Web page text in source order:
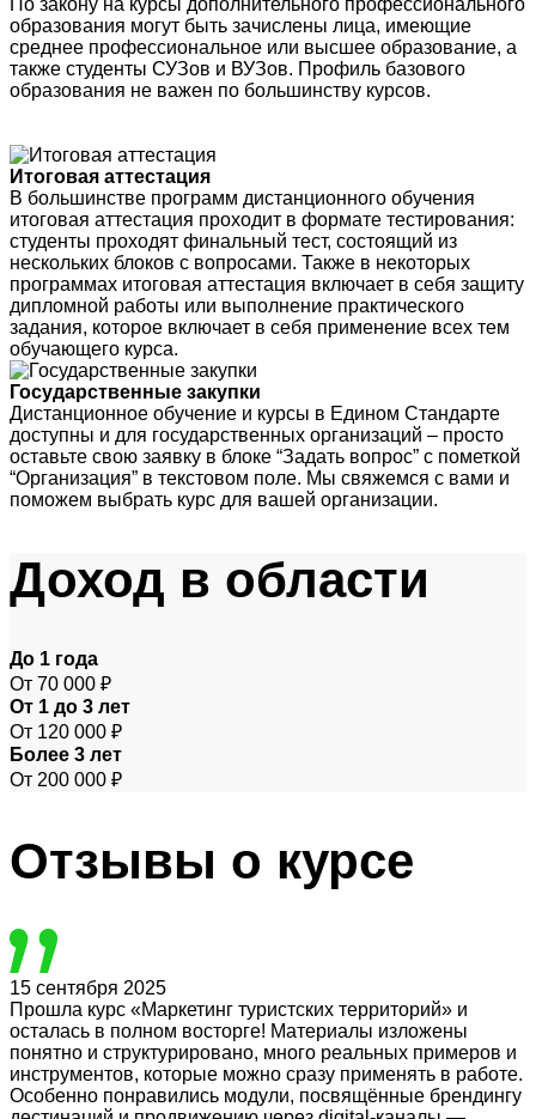
По закону на курсы дополнительного профессионального
образования могут быть зачислены лица, имеющие
среднее профессиональное или высшее образование, а
также студенты СУЗов и ВУЗов. Профиль базового
образования не важен по большинству курсов.
Итоговая аттестация
В большинстве программ дистанционного обучения
итоговая аттестация проходит в формате тестирования:
студенты проходят финальный тест, состоящий из
нескольких блоков с вопросами. Также в некоторых
программах итоговая аттестация включает в себя защиту
дипломной работы или выполнение практического
задания, которое включает в себя применение всех тем
обучающего курса.
Государственные закупки
Дистанционное обучение и курсы в Едином Стандарте
доступны и для государственных организаций – просто
оставьте свою заявку в блоке “Задать вопрос” с пометкой
“Организация” в текстовом поле. Мы свяжемся с вами и
поможем выбрать курс для вашей организации.
Доход в области
До 1 года
От 70 000 ₽
От 1 до 3 лет
От 120 000 ₽
Более 3 лет
От 200 000 ₽
Отзывы о курсе
15 сентября 2025
Прошла курс «Маркетинг туристских территорий» и
осталась в полном восторге! Материалы изложены
понятно и структурировано, много реальных примеров и
инструментов, которые можно сразу применять в работе.
Особенно понравились модули, посвящённые брендингу